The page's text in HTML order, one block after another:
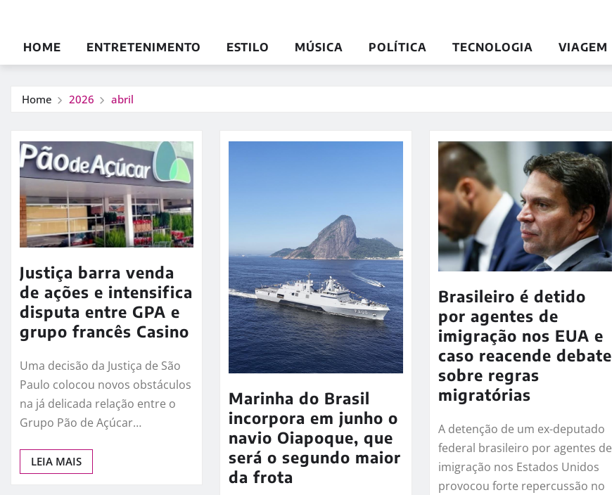
HOME ENTRETENIMENTO ESTILO MÚSICA POLÍTICA TECNOLOGIA VIAGEM
Home 2026 abril
Justiça barra venda
de ações e intensifica
disputa entre GPA e
grupo francês Casino
Uma decisão da Justiça de São
Paulo colocou novos obstáculos
na já delicada relação entre o
Grupo Pão de Açúcar…
LEIA MAIS
Marinha do Brasil
incorpora em junho o
navio Oiapoque, que
será o segundo maior
da frota
Brasileiro é detido
por agentes de
imigração nos EUA e
caso reacende debate
sobre regras
migratórias
A detenção de um ex-deputado
federal brasileiro por agentes de
imigração nos Estados Unidos
provocou forte repercussão no